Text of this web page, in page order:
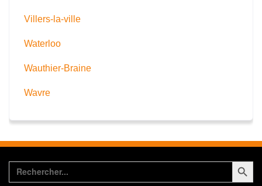
Villers-la-ville
Waterloo
Wauthier-Braine
Wavre
Search
for:
Search Button